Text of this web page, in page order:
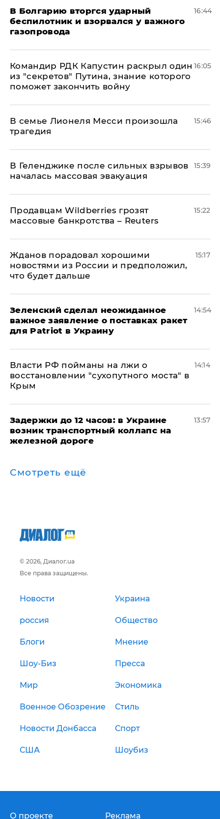
В Болгарию вторгся ударный
беспилотник и взорвался у важного
газопровода
16:44
Командир РДК Капустин раскрыл один
из "секретов" Путина, знание которого
поможет закончить войну
16:05
В семье Лионеля Месси произошла
трагедия
15:46
В Геленджике после сильных взрывов
началась массовая эвакуация
15:39
Продавцам Wildberries грозят
массовые банкротства – Reuters
15:22
Жданов порадовал хорошими
новостями из России и предположил,
что будет дальше
15:17
Зеленский сделал неожиданное
важное заявление о поставках ракет
для Patriot в Украину
14:54
Власти РФ пойманы на лжи о
восстановлении "сухопутного моста" в
Крым
14:14
Задержки до 12 часов: в Украине
возник транспортный коллапс на
железной дороге
13:57
Смотреть ещё
© 2026, Диалог.ua
Все права защищены.
Новости Украина
россия Общество
Блоги Мнение
Шоу-Биз Пресса
Мир Экономика
Военное Обозрение Стиль
Новости Донбасса Спорт
США Шоубиз
О проекте Реклама